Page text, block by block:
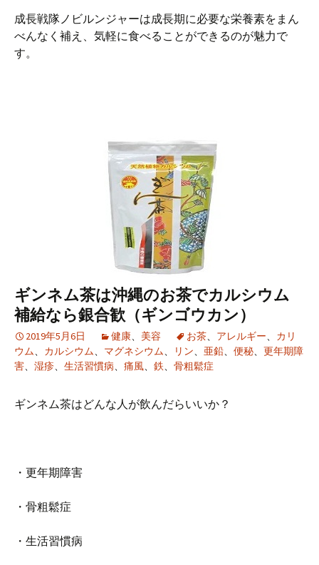
成長戦隊ノビルンジャーは成長期に必要な栄養素をまん
べんなく補え、気軽に食べることができるのが魅力で
す。
ギンネム茶は沖縄のお茶でカルシウム
補給なら銀合歓（ギンゴウカン）
2019年5月6日 健康、 美容 お茶、 アレルギー、 カリ
ウム、 カルシウム、 マグネシウム、 リン、 亜鉛、 便秘、 更年期障
害、 湿疹、 生活習慣病、 痛風、 鉄、 骨粗鬆症
ギンネム茶はどんな人が飲んだらいいか？
・更年期障害
・骨粗鬆症
・生活習慣病